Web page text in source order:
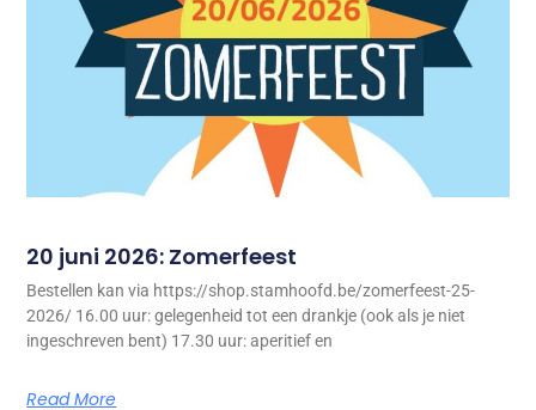
20 juni 2026: Zomerfeest
Bestellen kan via https://shop.stamhoofd.be/zomerfeest-25-
2026/ 16.00 uur: gelegenheid tot een drankje (ook als je niet
ingeschreven bent) 17.30 uur: aperitief en
Read More